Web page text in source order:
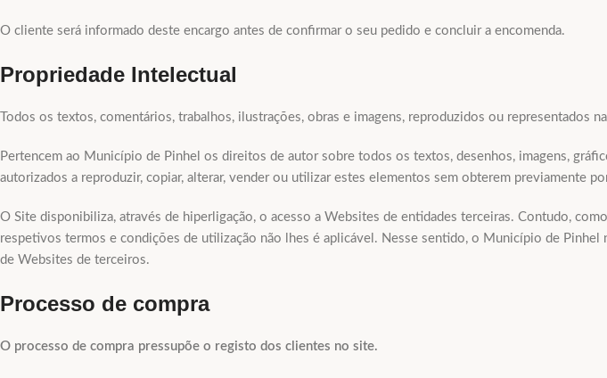
O cliente será informado deste encargo antes de confirmar o seu pedido e concluir a encomenda.
Propriedade Intelectual
Todos os textos, comentários, trabalhos, ilustrações, obras e imagens, reproduzidos ou
Pertencem ao Município de Pinhel os direitos de autor sobre todos os textos, desenhos, imagens,
autorizados a reproduzir, copiar, alterar, vender ou utilizar estes elementos sem obterem previamente
O Site disponibiliza, através de hiperligação, o acesso a Websites de entidades terceiras. Contudo,
respetivos termos e condições de utilização não lhes é aplicável. Nesse sentido, o Município de
de Websites de terceiros.
Processo de compra
O processo de compra pressupõe o registo dos clientes no site.